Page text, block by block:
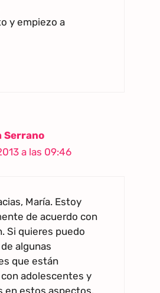
y empiezo a
Serrano
a las 09:46
María. Estoy
de acuerdo con
Si quieres puedo
algunas
que están
adolescentes y
en estos aspectos.